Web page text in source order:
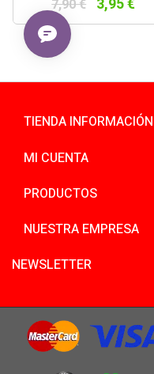
7,90 € 3,95 €
TIENDA INFORMACIÓN
MI CUENTA
PRODUCTOS
NUESTRA EMPRESA
NEWSLETTER